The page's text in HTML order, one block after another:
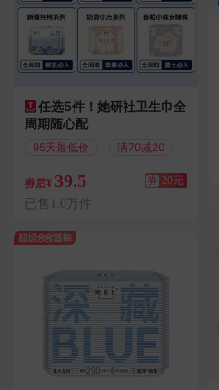
任选5件！她研社卫生巾全
周期随心配
95天最低价 满70减20
券后¥ 39.5 券 20元
已售1.0万件